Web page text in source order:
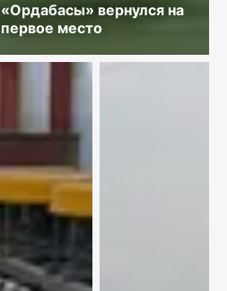
«Ордабасы» вернулся на
первое место